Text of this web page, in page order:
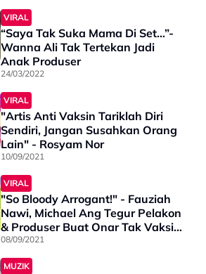
VIRAL
“Saya Tak Suka Mama Di Set…”-
Wanna Ali Tak Tertekan Jadi
Anak Produser
24/03/2022
VIRAL
"Artis Anti Vaksin Tariklah Diri
Sendiri, Jangan Susahkan Orang
Lain" - Rosyam Nor
10/09/2021
VIRAL
"So Bloody Arrogant!" - Fauziah
Nawi, Michael Ang Tegur Pelakon
& Produser Buat Onar Tak Vaksin
Tapi Kalut Nak Shooting
08/09/2021
MUZIK